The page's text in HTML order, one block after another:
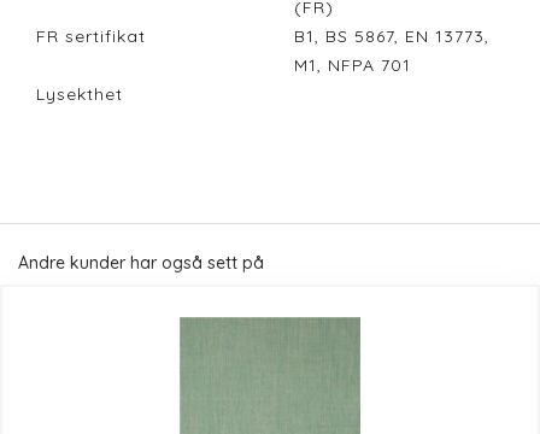
(FR)
FR sertifikat
B1, BS 5867, EN 13773,
M1, NFPA 701
Lysekthet
Andre kunder har også sett på